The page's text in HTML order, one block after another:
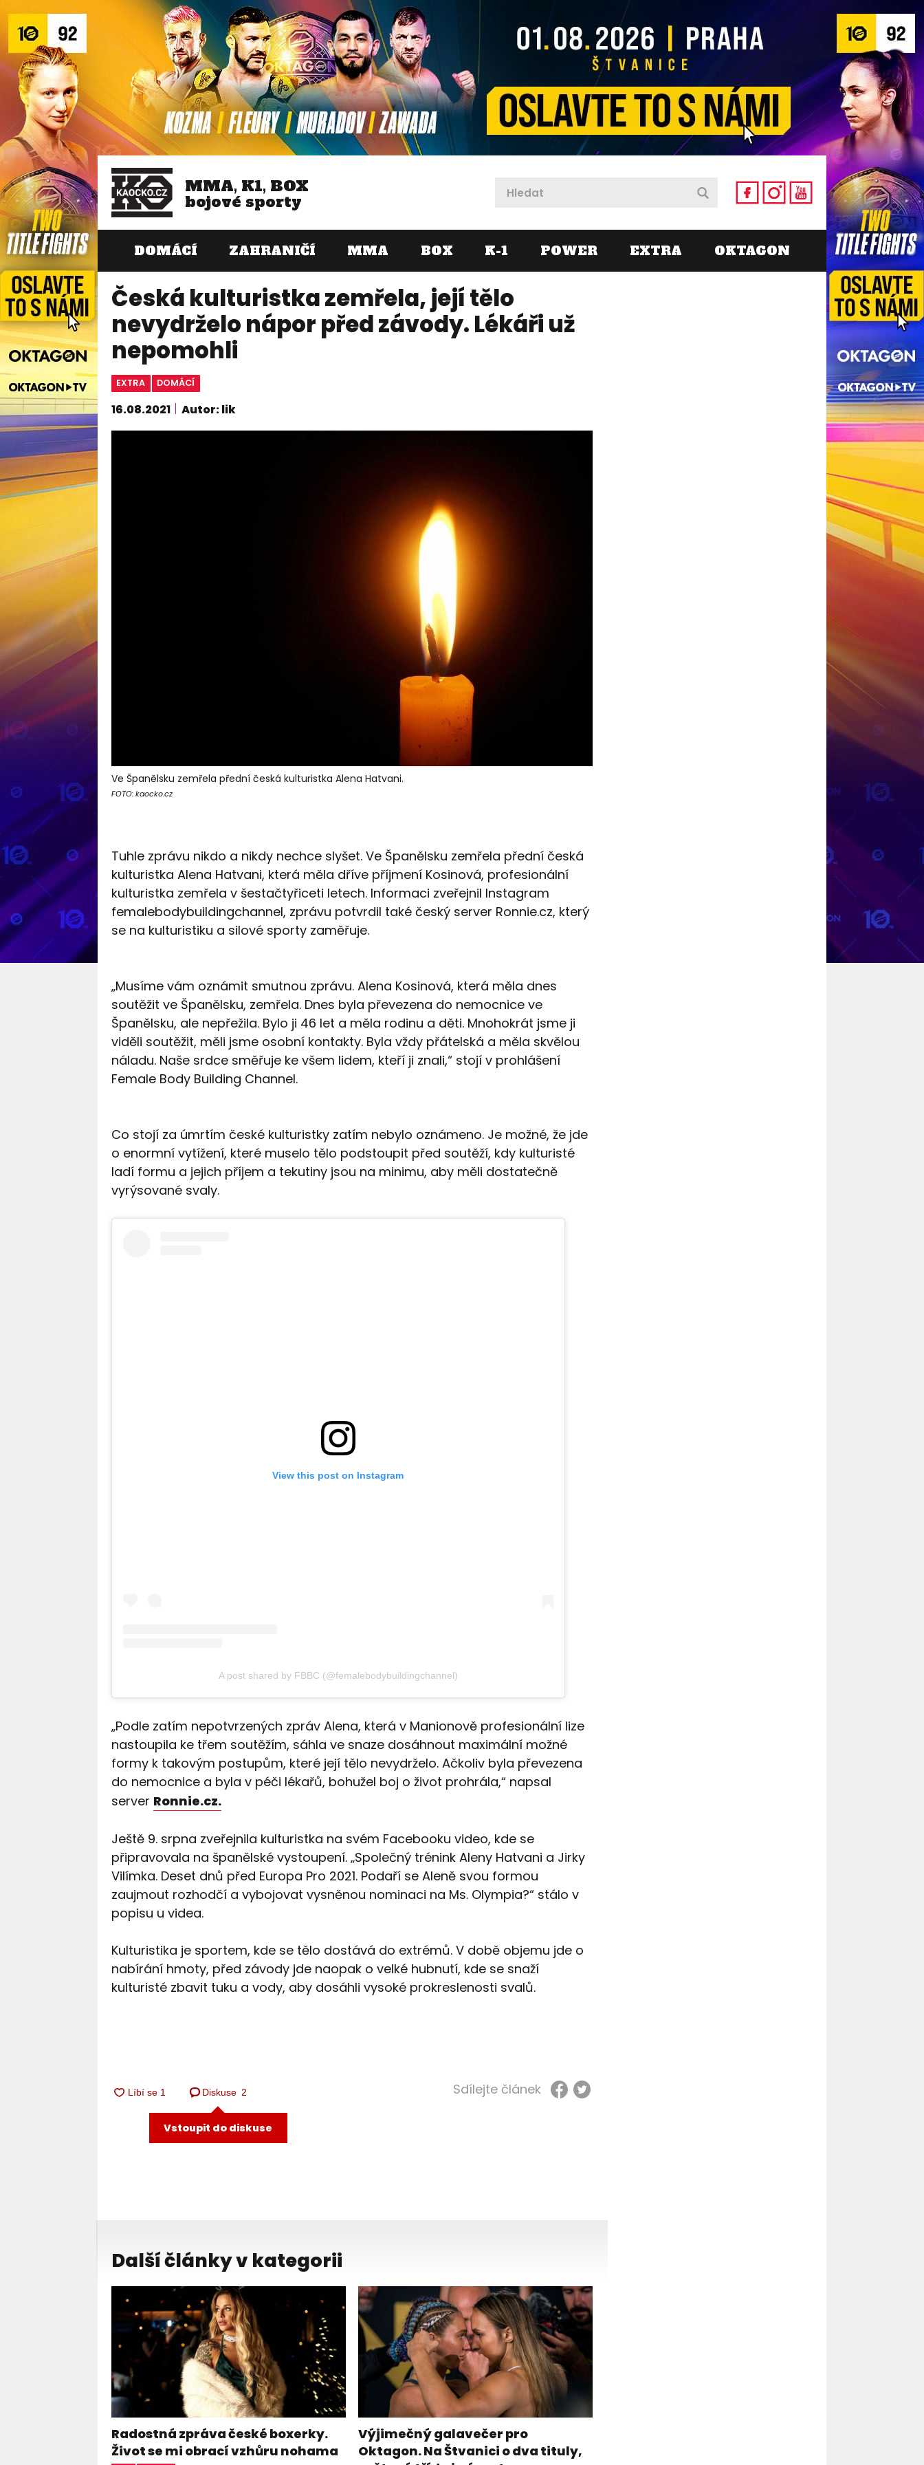
MMA, K1, BOX
bojové sporty
DOMÁCÍ ZAHRANIČÍ MMA BOX K-1 POWER EXTRA OKTAGON
Česká kulturistka zemřela, její tělo
nevydrželo nápor před závody. Lékáři už
nepomohli
EXTRA DOMÁCÍ
16.08.2021 Autor: lik
Ve Španělsku zemřela přední česká kulturistka Alena Hatvani.
FOTO: kaocko.cz
Tuhle zprávu nikdo a nikdy nechce slyšet. Ve Španělsku zemřela přední česká
kulturistka Alena Hatvani, která měla dříve příjmení Kosinová, profesionální
kulturistka zemřela v šestačtyřiceti letech. Informaci zveřejnil Instagram
femalebodybuildingchannel, zprávu potvrdil také český server Ronnie.cz, který
se na kulturistiku a silové sporty zaměřuje.
„Musíme vám oznámit smutnou zprávu. Alena Kosinová, která měla dnes
soutěžit ve Španělsku, zemřela. Dnes byla převezena do nemocnice ve
Španělsku, ale nepřežila. Bylo ji 46 let a měla rodinu a děti. Mnohokrát jsme ji
viděli soutěžit, měli jsme osobní kontakty. Byla vždy přátelská a měla skvělou
náladu. Naše srdce směřuje ke všem lidem, kteří ji znali,“ stojí v prohlášení
Female Body Building Channel.
Co stojí za úmrtím české kulturistky zatím nebylo oznámeno. Je možné, že jde
o enormní vytížení, které muselo tělo podstoupit před soutěží, kdy kulturisté
ladí formu a jejich příjem a tekutiny jsou na minimu, aby měli dostatečně
vyrýsované svaly.
View this post on Instagram
A post shared by FBBC (@femalebodybuildingchannel)
„Podle zatím nepotvrzených zpráv Alena, která v Manionově profesionální lize
nastoupila ke třem soutěžím, sáhla ve snaze dosáhnout maximální možné
formy k takovým postupům, které její tělo nevydrželo. Ačkoliv byla převezena
do nemocnice a byla v péči lékařů, bohužel boj o život prohrála,“ napsal
server Ronnie.cz.
Ještě 9. srpna zveřejnila kulturistka na svém Facebooku video, kde se
připravovala na španělské vystoupení. „Společný trénink Aleny Hatvani a Jirky
Vilímka. Deset dnů před Europa Pro 2021. Podaří se Aleně svou formou
zaujmout rozhodčí a vybojovat vysněnou nominaci na Ms. Olympia?“ stálo v
popisu u videa.
Kulturistika je sportem, kde se tělo dostává do extrémů. V době objemu jde o
nabírání hmoty, před závody jde naopak o velké hubnutí, kde se snaží
kulturisté zbavit tuku a vody, aby dosáhli vysoké prokreslenosti svalů.
Diskuse 2
Vstoupit do diskuse
Sdílejte článek
Další články v kategorii
Radostná zpráva české boxerky.
Život se mi obrací vzhůru nohama
Výjimečný galavečer pro
Oktagon. Na Štvanici o dva tituly,